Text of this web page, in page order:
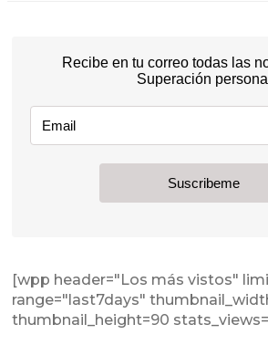
[wpp header="Los más vistos"
range="last7days"
thumbnail_height=90